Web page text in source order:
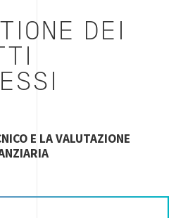
DEI
E LA VALUTAZIONE